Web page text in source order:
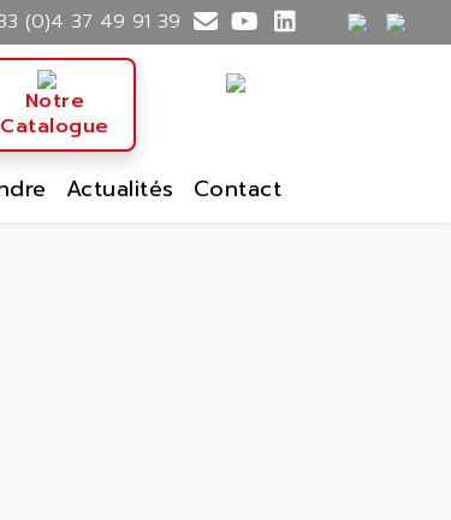
(0)4 37 49 91 39
Notre
Catalogue
Actualités Contact